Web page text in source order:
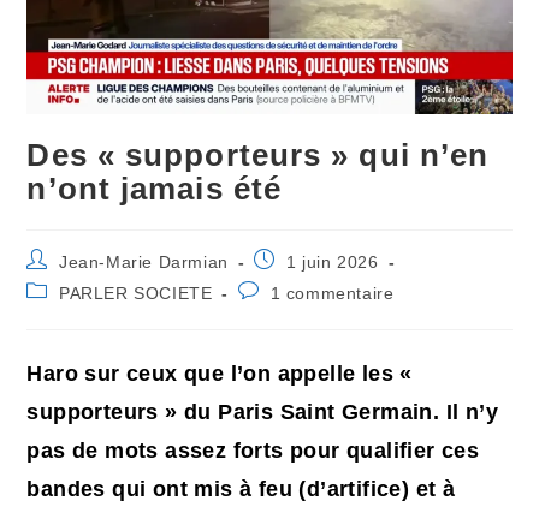
Des « supporteurs » qui n’en
n’ont jamais été
Auteur/autrice
de
la
Jean-Marie Darmian
Publication
publiée :
1 juin 2026
PostPARLER SOCIETE
Commentaires
1 commentaire
Haro sur ceux que l’on appelle les «
supporteurs » du Paris Saint Germain. Il n’y
pas de mots assez forts pour qualifier ces
bandes qui ont mis à feu (d’artifice) et à